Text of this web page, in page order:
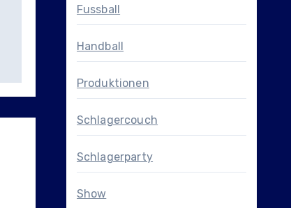
Fussball
Handball
Produktionen
Schlagercouch
Schlagerparty
Show